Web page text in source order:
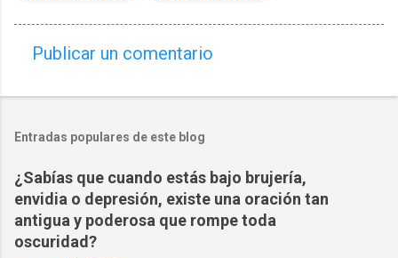
o
e
n
t
a
r
Publicar un comentario
Entradas populares de este blog
¿Sabías que cuando estás bajo brujería,
envidia o depresión, existe una oración tan
antigua y poderosa que rompe toda
oscuridad?